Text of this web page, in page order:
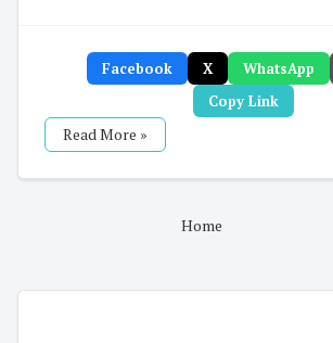
Facebook X WhatsApp
Copy Link
Read More »
Home